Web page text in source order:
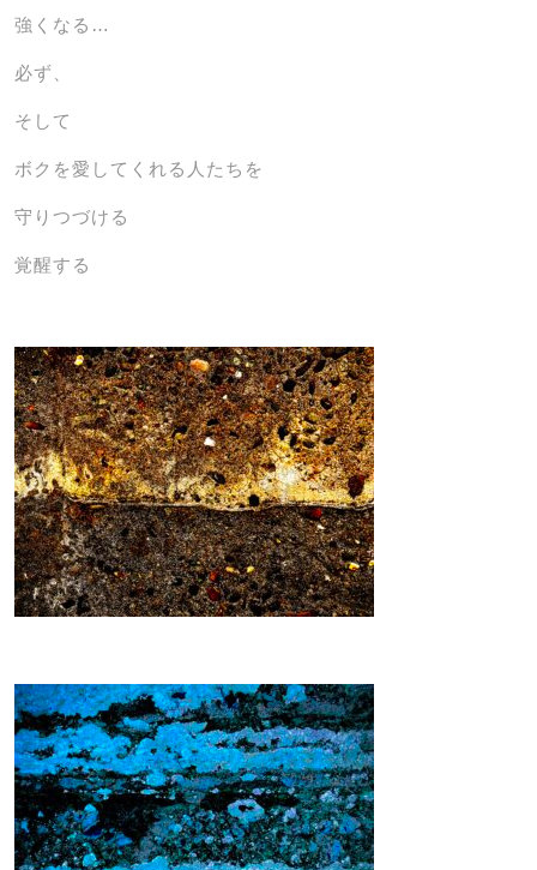
強くなる…
必ず、
そして
ボクを愛してくれる人たちを
守りつづける
覚醒する